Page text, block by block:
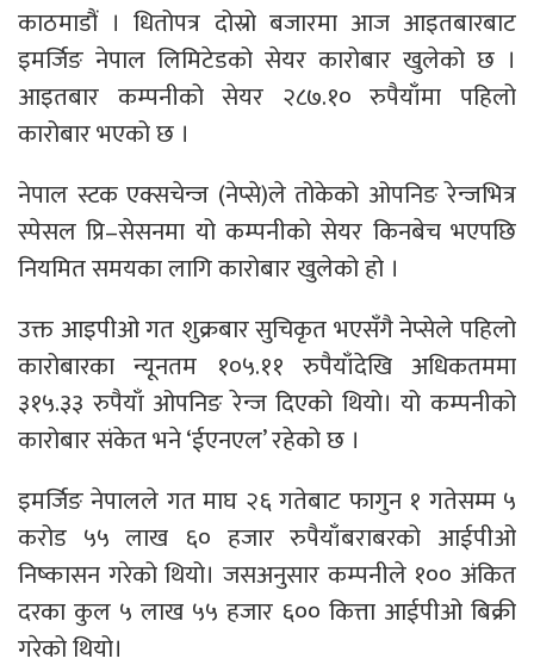
काठमाडौं । धितोपत्र दोस्रो बजारमा आज आइतबारबाट
इमर्जिङ नेपाल लिमिटेडको सेयर कारोबार खुलेको छ ।
आइतबार कम्पनीको सेयर २८७.१० रुपैयाँमा पहिलो
कारोबार भएको छ ।
नेपाल स्टक एक्सचेन्ज (नेप्से)ले तोकेको ओपनिङ रेन्जभित्र
स्पेसल प्रि–सेसनमा यो कम्पनीको सेयर किनबेच भएपछि
नियमित समयका लागि कारोबार खुलेको हो ।
उक्त आइपीओ गत शुक्रबार सुचिकृत भएसँगै नेप्सेले पहिलो
कारोबारका न्यूनतम १०५.११ रुपैयाँदेखि अधिकतममा
३१५.३३ रुपैयाँ ओपनिङ रेन्ज दिएको थियो। यो कम्पनीको
कारोबार संकेत भने ‘ईएनएल’ रहेको छ ।
इमर्जिङ नेपालले गत माघ २६ गतेबाट फागुन १ गतेसम्म ५
करोड ५५ लाख ६० हजार रुपैयाँबराबरको आईपीओ
निष्कासन गरेको थियो। जसअनुसार कम्पनीले १०० अंकित
दरका कुल ५ लाख ५५ हजार ६०० कित्ता आईपीओ बिक्री
गरेको थियो।